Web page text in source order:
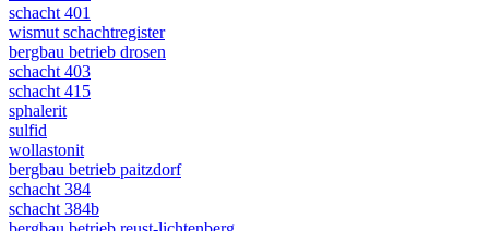
schacht 401
wismut schachtregister
bergbau betrieb drosen
schacht 403
schacht 415
sphalerit
sulfid
wollastonit
bergbau betrieb paitzdorf
schacht 384
schacht 384b